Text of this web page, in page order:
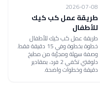
2026-07-08
طريقة عمل كب كيك
للأطفال
طريقة عمل كب كيك للأطفال
خطوة بخطوة وفي 15 دقيقة فقط.
وصفة سهلة ومجرّبة من مطبخ
دلوقتي تكفي 2 فرد، بمقادير
دقيقة وخطوات واضحة.